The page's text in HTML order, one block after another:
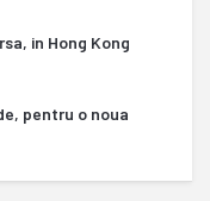
in Hong Kong
pentru o noua